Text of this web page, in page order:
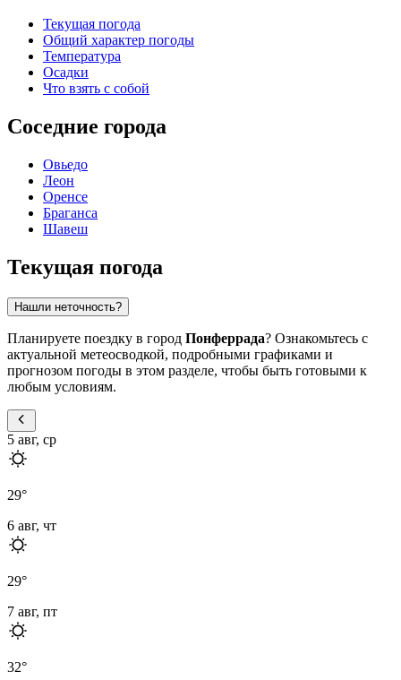
Текущая погода
Общий характер погоды
Температура
Осадки
Что взять с собой
Соседние города
Овьедо
Леон
Оренсе
Браганса
Шавеш
Текущая погода
Нашли неточность?
Планируете поездку в город Понферрада? Ознакомьтесь с
актуальной метеосводкой, подробными графиками и
прогнозом погоды в этом разделе, чтобы быть готовыми к
любым условиям.
5 авг, ср
29°
6 авг, чт
29°
7 авг, пт
32°